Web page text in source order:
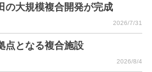
の大規模複合開発が完成
2026/7/31
点となる複合施設
2026/8/4